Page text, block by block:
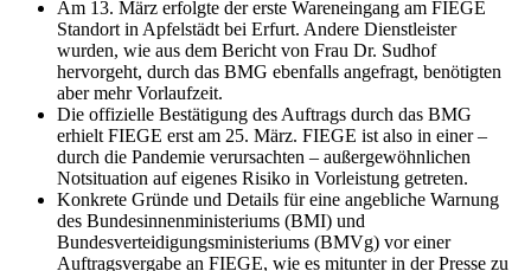
Am 13. März erfolgte der erste Wareneingang am FIEGE
Standort in Apfelstädt bei Erfurt. Andere Dienstleister
wurden, wie aus dem Bericht von Frau Dr. Sudhof
hervorgeht, durch das BMG ebenfalls angefragt, benötigten
aber mehr Vorlaufzeit.
Die offizielle Bestätigung des Auftrags durch das BMG
erhielt FIEGE erst am 25. März. FIEGE ist also in einer –
durch die Pandemie verursachten – außergewöhnlichen
Notsituation auf eigenes Risiko in Vorleistung getreten.
Konkrete Gründe und Details für eine angebliche Warnung
des Bundesinnenministeriums (BMI) und
Bundesverteidigungsministeriums (BMVg) vor einer
Auftragsvergabe an FIEGE, wie es mitunter in der Presse zu